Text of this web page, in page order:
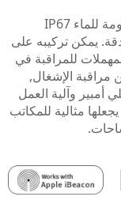
مستشعر المدى TOF مدمج, منارة بلوتوث مقاومة للماء IP67
يمكن تركيبه على
للمراقبة في
مراقبة الإشغال,
الصيانة. مع بطارية بسعة 600 مللي أمبير وآلية العمل
يزيد عن 3 سنين, مما يجعلها مثالية للمكاتب